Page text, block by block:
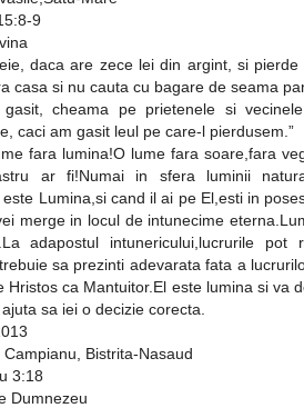
9
daca are zece lei din argint, si
casa si nu cauta cu bagare de seama
cheama pe prietenele si
caci am gasit leul pe care-l pierdusem.”
fara lumina!O lume fara soare,fara
ar fi!Numai in sfera luminii
Lumina,si cand il ai pe El,esti in
merge in locul de intunecime
adapostul intunericului,lucrurile pot
sa prezinti adevarata fata a
Hristos ca Mantuitor.El este lumina si va
sa iei o decizie corecta.
Bistrita-Nasaud
3:18
Dumnezeu